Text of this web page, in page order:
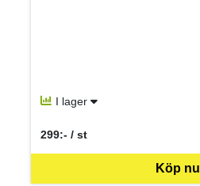
I lager
Köp nu
299:- / st
SEK per ST